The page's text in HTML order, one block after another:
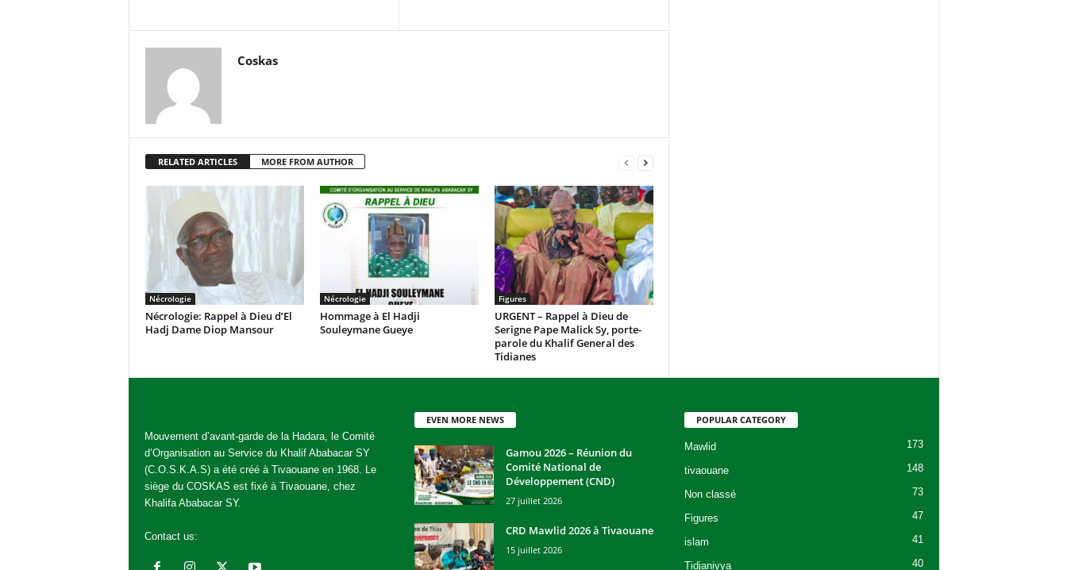
Coskas
RELATED ARTICLES MORE FROM AUTHOR
Nécrologie
Nécrologie: Rappel à Dieu d’El
Hadj Dame Diop Mansour
Nécrologie
Hommage à El Hadji
Souleymane Gueye
Figures
URGENT – Rappel à Dieu de
Serigne Pape Malick Sy, porte-
parole du Khalif General des
Tidianes
Mouvement d’avant-garde de la Hadara, le Comité
d’Organisation au Service du Khalif Ababacar SY
(C.O.S.K.A.S) a été créé à Tivaouane en 1968. Le
siège du COSKAS est fixé à Tivaouane, chez
Khalifa Ababacar SY.
Contact us:
EVEN MORE NEWS
Gamou 2026 – Réunion du
Comité National de
Développement (CND)
27 juillet 2026
CRD Mawlid 2026 à Tivaouane
15 juillet 2026
POPULAR CATEGORY
Mawlid 173
tivaouane 148
Non classé 73
Figures 47
islam 41
Tidjaniyya 40